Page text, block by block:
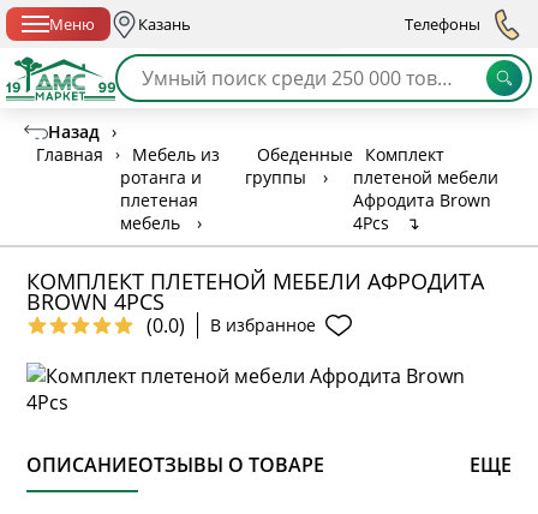
Меню Казань Телефоны
Назад ›
Главная
›
Мебель из
ротанга и
плетеная
мебель
›
Обеденные
группы
›
Комплект
плетеной мебели
Афродита Brown
4Pcs
↴
КОМПЛЕКТ ПЛЕТЕНОЙ МЕБЕЛИ АФРОДИТА
BROWN 4PCS
(0.0) В избранное
ОПИСАНИЕОТЗЫВЫ О ТОВАРЕ ЕЩЕ